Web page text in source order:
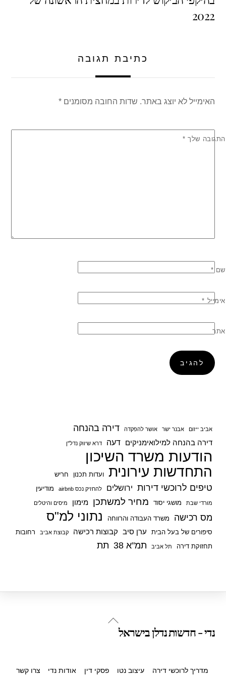
o
2022
כתיבת תגובה
האימייל לא יוצג באתר. שדות החובה מסומנים*
התגובה שלך *
שם *
אימייל *
אתר
אביב ייזום אבנר ישר אושר להפקדה דירה בהנחה
דירה בהנחה למילואימניקים דעה דרא שיווק נדל"ן
הודעות משרד השיכון
התחדשות עירונית ועדות תכנון חריש
טיפים לרוכשי דירות ירושלים להחזיק נכס airbnb מודיעין
מורדי שבת מושגי יסוד מחיר למשתכן מימון מיסים והיטלים
מס רכישה משרד העבודה והרווחה נתוני למ"ס
סיפורים של בעל הבית ערן סיב קבוצות רכישה קבוצת אביב
רחובות
תחזוקת דירה
תל אביב תמ"א 38 תת
Back
נדי - חדשות נדלן בישראל
מדריך לרוכשי דירה עיצוב נטו פסקי דין אודות נדי צרו קשר